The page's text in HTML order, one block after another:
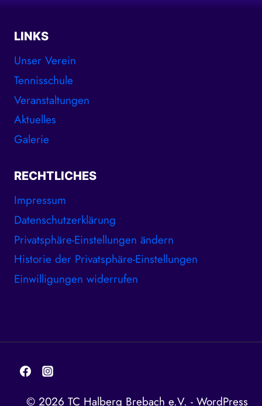
LINKS
Unser Verein
Tennisschule
Veranstaltungen
Aktuelles
Galerie
RECHTLICHES
Impressum
Datenschutzerklärung
Privatsphäre-Einstellungen ändern
Historie der Privatsphäre-Einstellungen
Einwilligungen widerrufen
© 2026 TC Halberg Brebach e.V. - WordPress